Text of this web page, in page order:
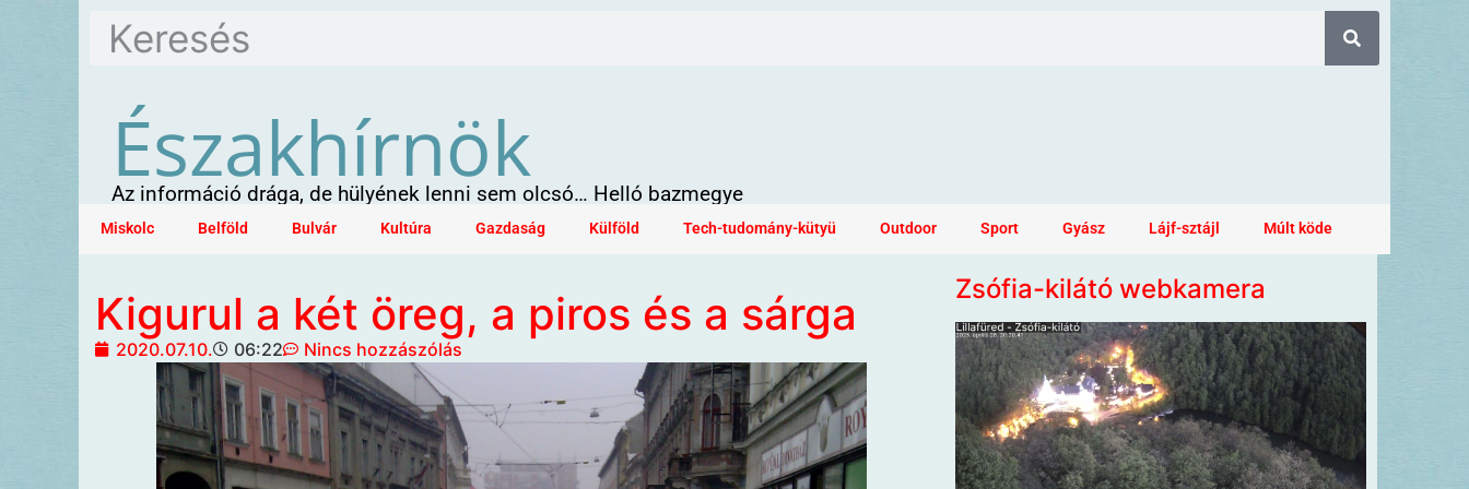
Északhírnök
Az információ drága, de hülyének lenni sem olcsó… Helló bazmegye
Miskolc Belföld Bulvár Kultúra Gazdaság Külföld Tech-tudomány-kütyü Outdoor Sport Gyász Lájf-sztájl Múlt köde
Kigurul a két öreg, a piros és a sárga
2020.07.10. 06:22 Nincs hozzászólás
Zsófia-kilátó webkamera